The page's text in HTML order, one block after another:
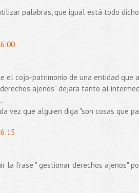
palabras, que igual está todo
el cojo-patrimonio de una entidad que
ajenos" dejara tanto al
vez que alguien diga "son cosas que
la frase " gestionar derechos ajenos"